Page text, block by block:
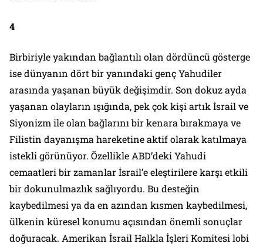
4
Birbiriyle yakından bağlantılı olan dördüncü gösterge
ise dünyanın dört bir yanındaki genç Yahudiler
arasında yaşanan büyük değişimdir. Son dokuz ayda
yaşanan olayların ışığında, pek çok kişi artık İsrail ve
Siyonizm ile olan bağlarını bir kenara bırakmaya ve
Filistin dayanışma hareketine aktif olarak katılmaya
istekli görünüyor. Özellikle ABD’deki Yahudi
cemaatleri bir zamanlar İsrail’e eleştirilere karşı etkili
bir dokunulmazlık sağlıyordu. Bu desteğin
kaybedilmesi ya da en azından kısmen kaybedilmesi,
ülkenin küresel konumu açısından önemli sonuçlar
doğuracak. Amerikan İsrail Halkla İşleri Komitesi lobi